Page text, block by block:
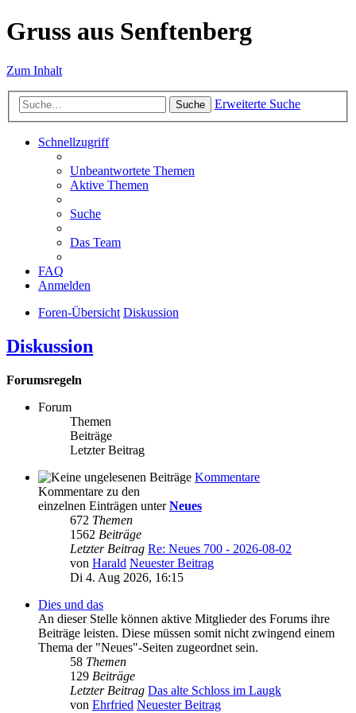
Gruss aus Senftenberg
Zum Inhalt
Suche Erweiterte Suche
Schnellzugriff
Unbeantwortete Themen
Aktive Themen
Suche
Das Team
FAQ
Anmelden
Foren-Übersicht Diskussion
Diskussion
Forumsregeln
Forum
Themen
Beiträge
Letzter Beitrag
Kommentare
Kommentare zu den
einzelnen Einträgen unterNeues
672 Themen
1562 Beiträge
Letzter Beitrag Re: Neues 700 - 2026-08-02
von Harald Neuester Beitrag
Di 4. Aug 2026, 16:15
Dies und das
An dieser Stelle können aktive Mitglieder des Forums ihre
Beiträge leisten. Diese müssen somit nicht zwingend einem
Thema der "Neues"-Seiten zugeordnet sein.
58 Themen
129 Beiträge
Letzter Beitrag Das alte Schloss im Laugk
von Ehrfried Neuester Beitrag